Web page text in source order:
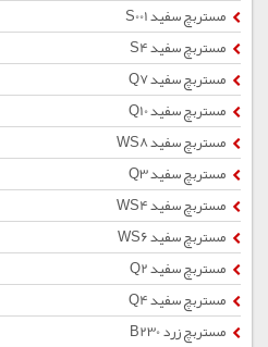
مستربچ سفید S001
مستربچ سفید S4
مستربچ سفید Q7
مستربچ سفید Q10
مستربچ سفید WS8
مستربچ سفید Q3
مستربچ سفید WS4
مستربچ سفید WS6
مستربچ سفید Q2
مستربچ سفید Q4
مستربچ زرد B230